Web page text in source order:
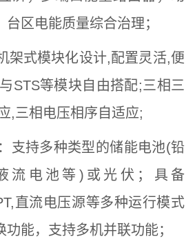
区电能质量综合治理；
架式模块化设计,配置灵活,便
STS等模块自由搭配;三相三
,三相电压相序自适应;
支持多种类型的储能电池(铅
流电池等)或光伏；具备
直流电压源等多种运行模式
功能，支持多机并联功能；